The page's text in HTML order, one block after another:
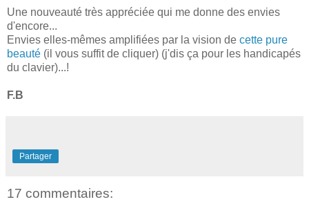
Une nouveauté très appréciée qui me donne des envies
d'encore...
Envies elles-mêmes amplifiées par la vision de cette pure
beauté (il vous suffit de cliquer) (j'dis ça pour les handicapés
du clavier)...!
F.B
Partager
17 commentaires: